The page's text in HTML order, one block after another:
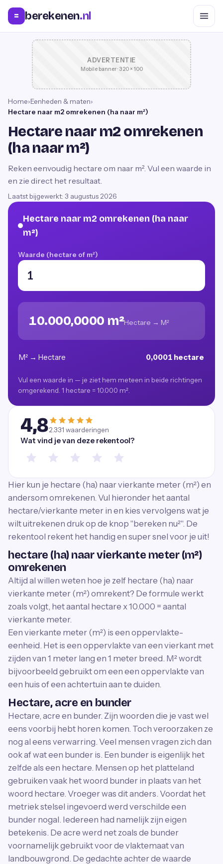
= berekenen.nl
ADVERTENTIE
Mobile banner · 320 × 100
Home›Eenheden & maten›
Hectare naar m2 omrekenen (ha naar m²)
Hectare naar m2 omrekenen
(ha naar m²)
Reken eenvoudig hectare om naar m². Vul een waarde in
en zie direct het resultaat.
Laatst bijgewerkt: 3 augustus 2026
Hectare naar m2 omrekenen (ha naar
m²)
Waarde (hectare of m²)
10.000,0000 m²Hectare → M²
M² → Hectare 0,0001 hectare
Vul een waarde in — je ziet hem meteen in beide richtingen
omgerekend. 1 hectare = 10.000 m².
4,82.331 waarderingen
Wat vind je van deze rekentool?
Hier kun je hectare (ha) naar vierkante meter (m²) en
andersom omrekenen. Vul hieronder het aantal
hectare/vierkante meter in en kies vervolgens wat je
wilt uitrekenen druk op de knop "bereken nu²". De
rekentool rekent het handig en super snel voor je uit!
hectare (ha) naar vierkante meter (m²)
omrekenen
Altijd al willen weten hoe je zelf hectare (ha) naar
vierkante meter (m²) omrekent? De formule werkt
zoals volgt, het aantal hectare x 10.000 = aantal
vierkante meter.
Een vierkante meter (m²) is een oppervlakte-
eenheid. Het is een oppervlakte van een vierkant met
zijden van 1 meter lang en 1 meter breed. M² wordt
bijvoorbeeld gebruikt om een een oppervlakte van
een huis of een achtertuin aan te duiden.
Hectare, acre en bunder
Hectare, acre en bunder. Zijn woorden die je vast wel
eens voorbij hebt horen komen. Toch veroorzaken ze
nog al eens verwarring. Veel mensen vragen zich dan
ook af wat een bunder is. Een bunder is eigenlijk het
zelfde als een hectare. Mensen op het platteland
gebruiken vaak het woord bunder in plaats van het
woord hectare. Vroeger was dit anders. Voordat het
metriek stelsel ingevoerd werd verschilde een
bunder nogal. Iedereen had namelijk zijn eigen
betekenis. De acre werd net zoals de bunder
voornamelijk gebruikt voor de vlaktemaat van
landbouwgrond. De gedachte achter de waarde